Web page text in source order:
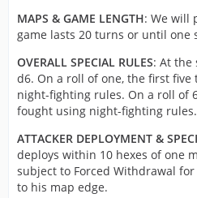
MAPS & GAME LENGTH: We will
game lasts 20 turns or until one
OVERALL SPECIAL RULES: At the
d6. On a roll of one, the first
night-fighting rules. On a roll of
fought using night-fighting rules.
ATTACKER DEPLOYMENT &
deploys within 10 hexes of one
subject to Forced Withdrawal
to his map edge.